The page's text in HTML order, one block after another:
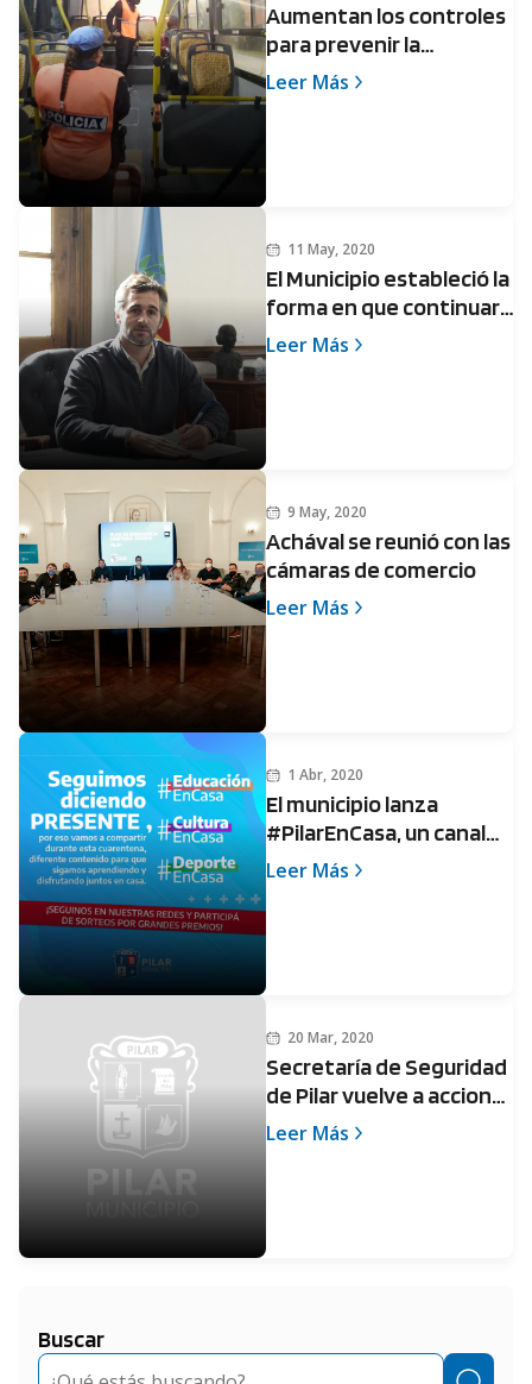
Aumentan los controles
para prevenir la
aglomeración de
Leer Más
11 May, 2020
El Municipio estableció la
forma en que continuará
el Aislamiento
Leer Más
9 May, 2020
Achával se reunió con las
cámaras de comercio
Leer Más
1 Abr, 2020
El municipio lanza
#PilarEnCasa, un canal
de contenidos para esta
Leer Más
20 Mar, 2020
Secretaría de Seguridad
de Pilar vuelve a accionar
contra una vecina que
Leer Más
Buscar
Buscar